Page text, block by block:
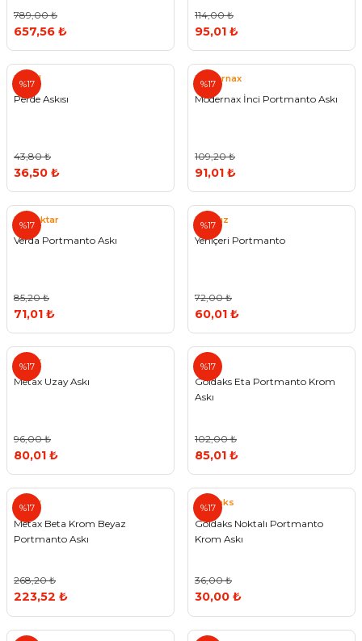
789,00 ₺
657,56 ₺
114,00 ₺
95,01 ₺
%17
Nobel
Perde Askısı
43,80 ₺
36,50 ₺
%17
Modernax
Modernax İnci Portmanto Askı
109,20 ₺
91,01 ₺
%17
Bayraktar
Verda Portmanto Askı
85,20 ₺
71,01 ₺
%17
Eryıldız
Yeniçeri Portmanto
72,00 ₺
60,01 ₺
%17
Metax
Metax Uzay Askı
96,00 ₺
80,01 ₺
%17
Goldaks Eta Portmanto Krom
Askı
102,00 ₺
85,01 ₺
%17
Metax
Metax Beta Krom Beyaz
Portmanto Askı
268,20 ₺
223,52 ₺
%17
Goldaks
Goldaks Noktalı Portmanto
Krom Askı
36,00 ₺
30,00 ₺